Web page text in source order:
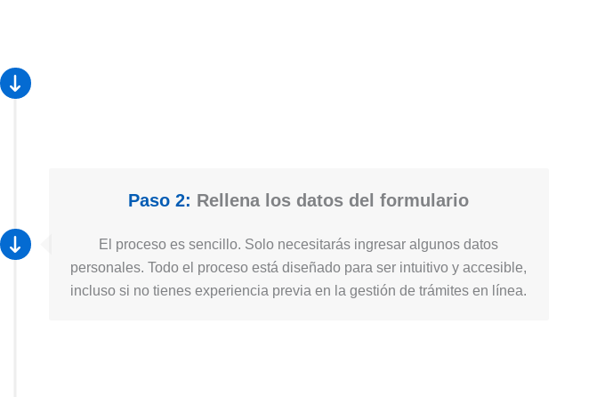
Paso 2: Rellena los datos del formulario
El proceso es sencillo. Solo necesitarás ingresar algunos datos
personales. Todo el proceso está diseñado para ser intuitivo y accesible,
incluso si no tienes experiencia previa en la gestión de trámites en línea.